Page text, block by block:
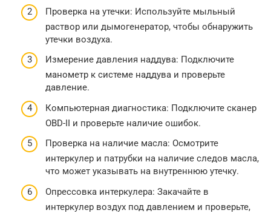
Проверка на утечки: Используйте мыльный
раствор или дымогенератор, чтобы обнаружить
утечки воздуха.
Измерение давления наддува: Подключите
манометр к системе наддува и проверьте
давление.
Компьютерная диагностика: Подключите сканер
OBD-II и проверьте наличие ошибок.
Проверка на наличие масла: Осмотрите
интеркулер и патрубки на наличие следов масла,
что может указывать на внутреннюю утечку.
Опрессовка интеркулера: Закачайте в
интеркулер воздух под давлением и проверьте,